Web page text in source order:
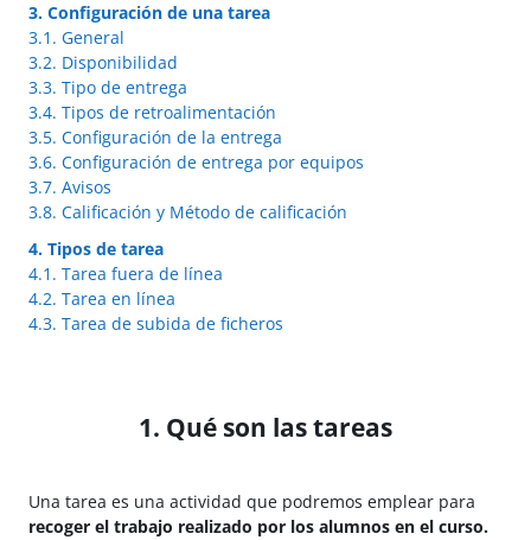
3. Configuración de una tarea
3.1. General
3.2. Disponibilidad
3.3. Tipo de entrega
3.4. Tipos de retroalimentación
3.5. Configuración de la entrega
3.6. Configuración de entrega por equipos
3.7. Avisos
3.8. Calificación y Método de calificación
4. Tipos de tarea
4.1. Tarea fuera de línea
4.2. Tarea en línea
4.3. Tarea de subida de ficheros
1. Qué son las tareas
Una tarea es una actividad que podremos emplear para
recoger el trabajo realizado por los alumnos en el curso.